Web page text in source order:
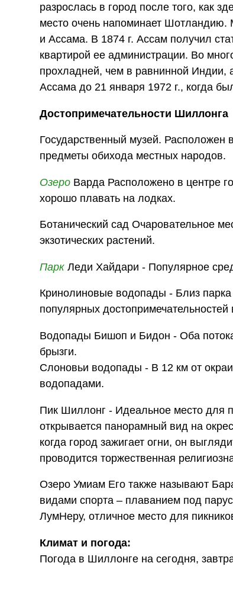
разрослась в город после того, как
место очень напоминает Шотландию.
и Ассама. В 1874 г. Ассам получил
квартирой ее администрации. Во
прохладней, чем в равнинной Индии,
Ассама до 21 января 1972 г., когда
Достопримечательности Шиллонга
Государственный музей. Расположен
предметы обихода местных народов.
Озеро Варда Расположено в центре
хорошо плавать на лодках.
Ботанический сад Очаровательное
экзотических растений.
Парк Леди Хайдари - Популярное
Кринолиновые водопады - Близ
популярных достопримечательностей
Водопады Бишоп и Бидон - Оба
брызги.
Слоновьи водопады - В 12 км от
водопадами.
Пик Шиллонг - Идеальное место для
открывается панорамный вид на
когда город зажигает огни, он
проводится торжественная
Озеро Умиам Его также называют
видами спорта – плаванием под
ЛумНеру, отличное место для
Климат и погода:
Погода в Шиллонге на сегодня,